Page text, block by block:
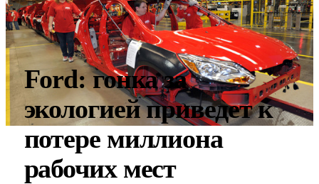
Ford: гонка за
экологией приведет к
потере миллиона
рабочих мест